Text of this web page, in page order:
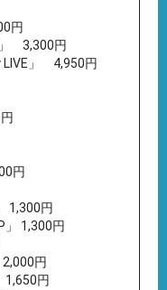
円
」 3,300円
LIVE」 4,950円
円
1,300円
」 1,300円
円
1,650円